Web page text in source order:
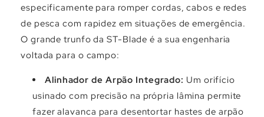
especificamente para romper cordas, cabos e redes
de pesca com rapidez em situações de emergência.
O grande trunfo da ST-Blade é a sua engenharia
voltada para o campo:
Alinhador de Arpão Integrado: Um orifício
usinado com precisão na própria lâmina permite
fazer alavanca para desentortar hastes de arpão